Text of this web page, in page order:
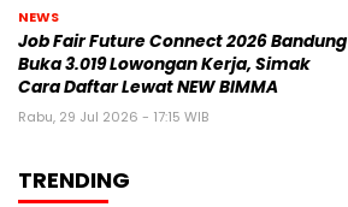
NEWS
Job Fair Future Connect 2026 Bandung
Buka 3.019 Lowongan Kerja, Simak
Cara Daftar Lewat NEW BIMMA
Rabu, 29 Jul 2026 - 17:15 WIB
TRENDING